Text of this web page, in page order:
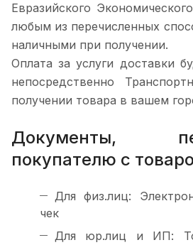
Евразийского
любым из перечисленных
наличными при получении.
Оплата за услуги доставки
непосредственно
получении товара в вашем
Документы,
покупателю с
Для физ.лиц:
чек
Для юр.лиц и ИП: